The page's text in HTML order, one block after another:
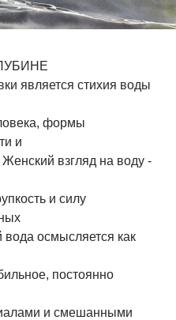
является стихия воды
формы
и
взгляд на воду -
и силу
осмысляется как
постоянно
и смешанными